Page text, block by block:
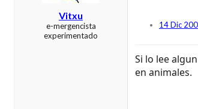
Vitxu
e-mergencista
experimentado
14 Dic
Si lo lee
en animales.